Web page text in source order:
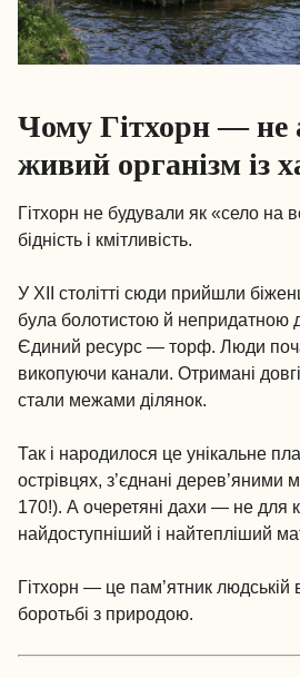
Чому Гітхорн — не
живий організм із
Гітхорн не будували як «село на
бідність і кмітливість.
У XII столітті сюди прийшли
була болотистою й непридатною
Єдиний ресурс — торф. Люди
викопуючи канали. Отримані
стали межами ділянок.
Так і народилося це унікальне
острівцях, з’єднані дерев’яними
170!). А очеретяні дахи — не для
найдоступніший і найтепліший
Гітхорн — це пам’ятник людській
боротьбі з природою.